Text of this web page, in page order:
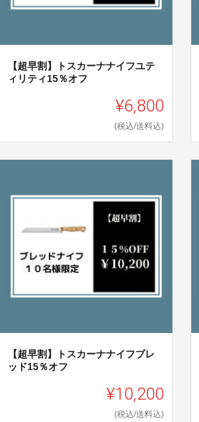
【超早割】トスカーナナイフユテ
ィリティ15％オフ
¥6,800
(税込/送料込)
【超早割】トスカーナナイフブレ
ッド15％オフ
¥10,200
(税込/送料込)